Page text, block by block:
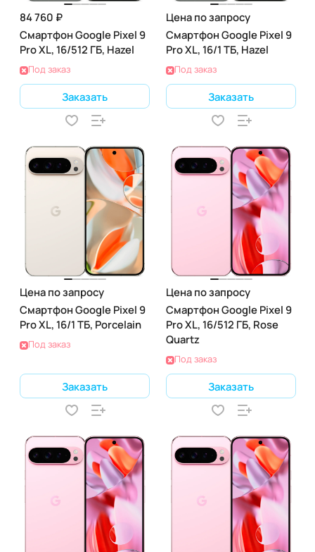
84 760 ₽
Смартфон Google Pixel 9
Pro XL, 16/512 ГБ, Hazel
Под заказ
Заказать
Цена по запросу
Смартфон Google Pixel 9
Pro XL, 16/1 ТБ, Hazel
Под заказ
Заказать
Цена по запросу
Смартфон Google Pixel 9
Pro XL, 16/1 ТБ, Porcelain
Под заказ
Заказать
Цена по запросу
Смартфон Google Pixel 9
Pro XL, 16/512 ГБ, Rose
Quartz
Под заказ
Заказать